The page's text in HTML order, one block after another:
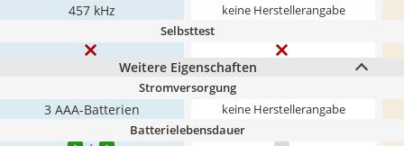
457 kHz keine Herstellerangabe
Selbsttest
Weitere Eigenschaften
Stromversorgung
3 AAA-Batterien keine Herstellerangabe
Batterielebensdauer